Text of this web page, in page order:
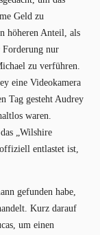
Geld zu
höheren Anteil, als
Forderung nur
zu verführen.
eine Videokamera
Tag gesteht Audrey
waren.
„Wilshire
entlastet ist,
gefunden habe,
Kurz darauf
um einen